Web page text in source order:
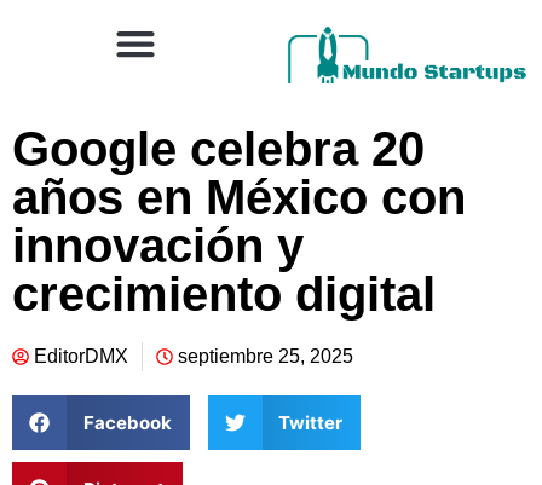
Google celebra 20
años en México con
innovación y
crecimiento digital
EditorDMX septiembre 25, 2025
Facebook Twitter